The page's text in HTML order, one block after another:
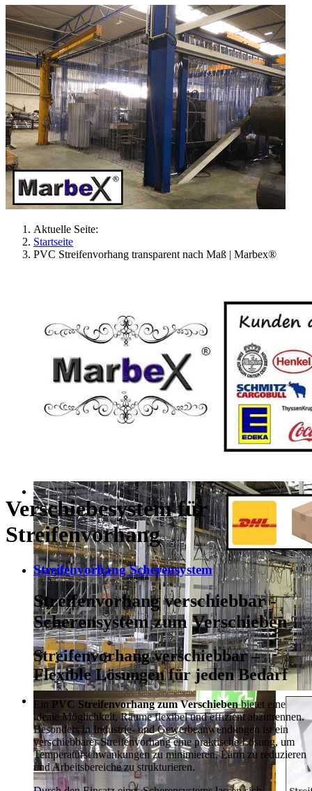
Aktuelle Seite:
Startseite
PVC Streifenvorhang transparent nach Maß | Marbex®
Verschiebesystem für
Streifenvorhang
Streifenvorhang Scherensystem
Streifenvorhang verschiebbar -
Scherensystem zum Verschieben
Streifenvorhang verschiebbar –
Flexible Lösungen für jeden Bedarf
Ein PVC Streifenvorhang zum Verschiebenbietet eine
ideale Möglichkeit, Räume flexibel und effizient abzutrennen.
Besonders in Industrie- und Gewerbeanwendungen ist ein
verschiebbarer Streifenvorhang eine praktische Lösung, um
Temperaturschwankungen zu minimieren, Lärm zu reduzieren
und Arbeitsbereiche zu strukturieren.